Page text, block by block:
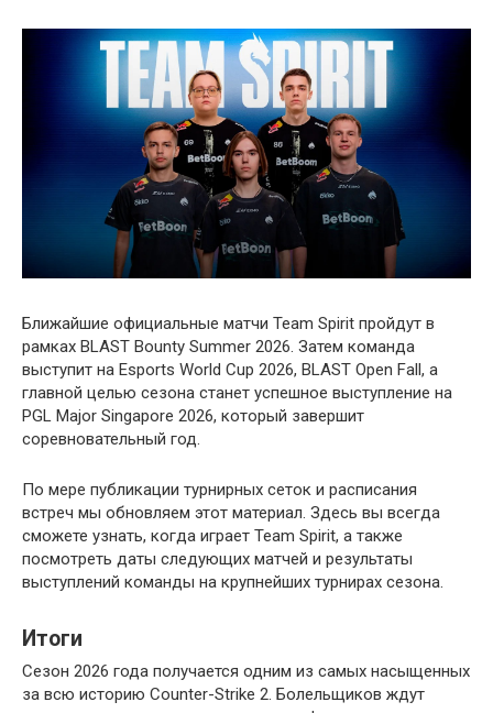
Ближайшие официальные матчи Team Spirit пройдут в
рамках BLAST Bounty Summer 2026. Затем команда
выступит на Esports World Cup 2026, BLAST Open Fall, а
главной целью сезона станет успешное выступление на
PGL Major Singapore 2026, который завершит
соревновательный год.
По мере публикации турнирных сеток и расписания
встреч мы обновляем этот материал. Здесь вы всегда
сможете узнать, когда играет Team Spirit, а также
посмотреть даты следующих матчей и результаты
выступлений команды на крупнейших турнирах сезона.
Итоги
Сезон 2026 года получается одним из самых насыщенных
за всю историю Counter-Strike 2. Болельщиков ждут